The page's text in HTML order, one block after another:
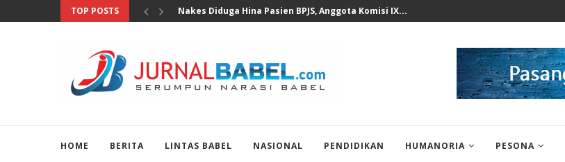
TOP POSTS MKD DPR Segera Bahas Laporan KWP Terhadap Deddy...
HOME BERITA LINTAS BABEL NASIONAL PENDIDIKAN HUMANORIA PESONA